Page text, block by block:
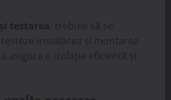
testarea : trebuie să se
instalarea și montarea
asigura o izolație eficientă și